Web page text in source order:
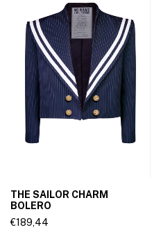
THE SAILOR CHARM
BOLERO
€189,44